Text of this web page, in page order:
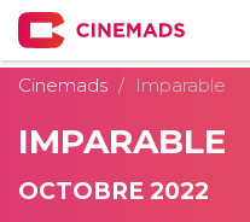
Cinemads
Imparable
IMPARABLE
OCTOBRE 2022